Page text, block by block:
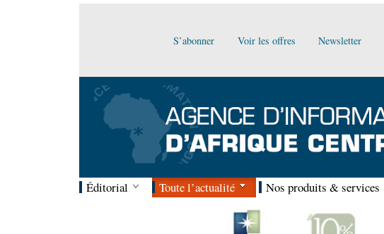
S’abonner Voir les offres Newsletter
Éditorial Toute l’actualité Nos produits & services